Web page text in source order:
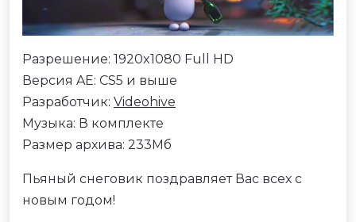
Разрешение: 1920x1080 Full HD
Версия AE: CS5 и выше
Разработчик: Videohive
Музыка: В комплекте
Размер архива: 233Мб
Пьяный снеговик поздравляет Вас всех с
новым годом!